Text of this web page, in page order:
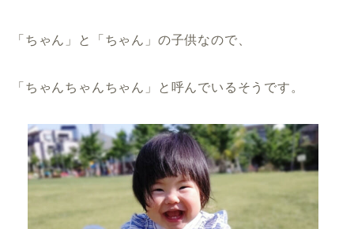
「ちゃん」と「ちゃん」の子供なので、
「ちゃんちゃんちゃん」と呼んでいるそうです。